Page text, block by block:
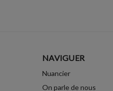
NAVIGUER
Nuancier
On parle de nous